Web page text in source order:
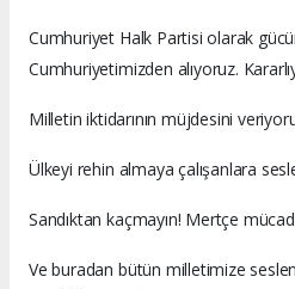
Cumhuriyet Halk Partisi olarak
Cumhuriyetimizden alıyoruz.
Milletin iktidarının müjdesini
Ülkeyi rehin almaya çalışanlara
Sandıktan kaçmayın! Mertçe
Ve buradan bütün milletimize